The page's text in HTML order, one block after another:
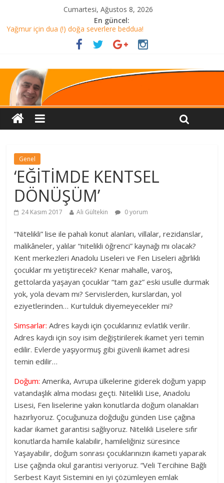
Cumartesi, Ağustos 8, 2026
En güncel:
Yağmur için dua (!) doğa severlere beddua!
ALMANYA’ DA AKŞAM YEMEĞİ Mİ? TÜRKİYE’DE HER ŞEY DAHİL
AMAN DİKKAT!
HELALLEŞME Mİ?
Genel
‘EĞİTİMDE KENTSEL
DÖNÜŞÜM’
24 Kasım 2017 Ali Gültekin 0 yorum
“Nitelikli” lise ile pahalı konut alanları, villalar, rezidanslar,
malikâneler, yalılar “nitelikli öğrenci” kaynağı mı olacak?
Kent merkezleri Anadolu Liseleri ve Fen Liseleri ağırlıklı
çocuklar mı yetiştirecek? Kenar mahalle, varoş,
gettolarda yaşayan çocuklar “tam gaz” eski usulle durmak
yok, yola devam mı? Servislerden, kurslardan, yol
eziyetlerinden… Kurtulduk diyemeyecekler mi?
Simsarlar: Adres kaydı için çocuklarınız evlatlık verilir.
Adres kaydı için soy isim değiştirilerek ikamet yeri temin
edilir. Evlerde yaşıyormuş gibi güvenli ikamet adresi
temin edilir…
Doğum: Amerika, Avrupa ülkelerine giderek doğum yapıp
vatandaşlık alma modası geçti. Nitelikli Lise, Anadolu
Lisesi, Fen liselerine yakın konutlarda doğum olanakları
hazırlıyoruz. Çocuğunuza doğduğu günden Lise çağına
kadar ikamet garantisi sağlıyoruz. Nitelikli Liselere sıfır
konutlarda hamile kalabilir, hamileliğiniz süresince
Yaşayabilir, doğum sonrası çocuklarınızın ikameti yaparak
Lise çağında okul garantisi veriyoruz. “Veli Tercihine Bağlı
Serbest Kayıt Sistemini en iyi çözümleyen emlak